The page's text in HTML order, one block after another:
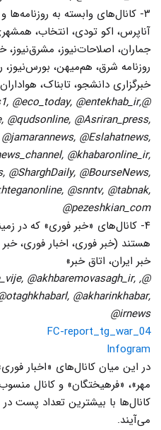
۳- کانال‌های وابسته به روزنامه‌ها
آناپرس، اکو تودی، انتخاب،
جماران، اصلاحات‌نیوز، مشرق‌نیوز،
روزنامه شرق، هم‌میهن، بورس‌نیوز،
خبرگزاری دانشجو، تابناک،
@eco_today, @entekhab_ir,
@qudsonline, @Asriran_press,
@Eslahatnews,
@khabaronline_ir,
@SharghDaily, @BourseNews,
@snntv, @tabnak,
@pezeshkian_com
۴- کانال‌های «خبر فوری» که در
هستند (خبر فوری، اخبار فوری، خبر
خبر ایران، اتاق خبر»
@akhbaremovasagh_ir, ,
@akharinkhabar,
@irnews
FC-report_tg_war_04
Infogram
در این میان کانال‌های «اخبار
مهر»، «فرهیختگان» و کانال
می‌آیند.